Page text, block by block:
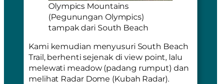
Olympics Mountains
(Pegunungan Olympics)
tampak dari South Beach
Kami kemudian menyusuri South Beach
Trail, berhenti sejenak diview point, lalu
melewati meadow(padang rumput) dan
melihat Radar Dome (Kubah Radar).